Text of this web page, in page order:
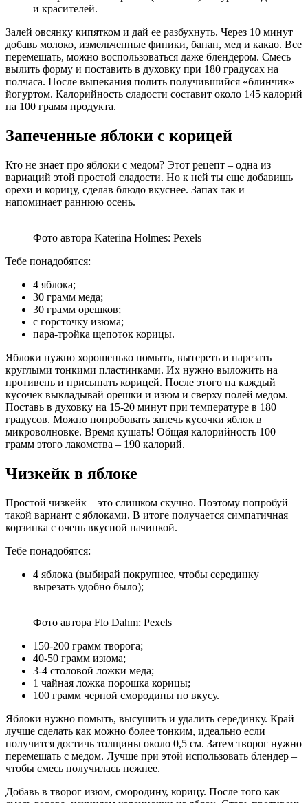
и красителей.
Залей овсянку кипятком и дай ее разбухнуть. Через 10 минут
добавь молоко, измельченные финики, банан, мед и какао. Все
перемешать, можно воспользоваться даже блендером. Смесь
вылить форму и поставить в духовку при 180 градусах на
полчаса. После выпекания полить получившийся «блинчик»
йогуртом. Калорийность сладости составит около 145 калорий
на 100 грамм продукта.
Запеченные яблоки с корицей
Кто не знает про яблоки с медом? Этот рецепт – одна из
вариаций этой простой сладости. Но к ней ты еще добавишь
орехи и корицу, сделав блюдо вкуснее. Запах так и
напоминает раннюю осень.
Фото автора Katerina Holmes: Pexels
Тебе понадобятся:
4 яблока;
30 грамм меда;
30 грамм орешков;
с горсточку изюма;
пара-тройка щепоток корицы.
Яблоки нужно хорошенько помыть, вытереть и нарезать
круглыми тонкими пластинками. Их нужно выложить на
противень и присыпать корицей. После этого на каждый
кусочек выкладывай орешки и изюм и сверху полей медом.
Поставь в духовку на 15-20 минут при температуре в 180
градусов. Можно попробовать запечь кусочки яблок в
микроволновке. Время кушать! Общая калорийность 100
грамм этого лакомства – 190 калорий.
Чизкейк в яблоке
Простой чизкейк – это слишком скучно. Поэтому попробуй
такой вариант с яблоками. В итоге получается симпатичная
корзинка с очень вкусной начинкой.
Тебе понадобятся:
4 яблока (выбирай покрупнее, чтобы серединку
вырезать удобно было);
Фото автора Flo Dahm: Pexels
150-200 грамм творога;
40-50 грамм изюма;
3-4 столовой ложки меда;
1 чайная ложка порошка корицы;
100 грамм черной смородины по вкусу.
Яблоки нужно помыть, высушить и удалить серединку. Край
лучше сделать как можно более тонким, идеально если
получится достичь толщины около 0,5 см. Затем творог нужно
перемешать с медом. Лучше при этой использовать блендер –
чтобы смесь получилась нежнее.
Добавь в творог изюм, смородину, корицу. После того как